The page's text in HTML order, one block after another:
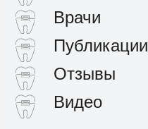
Врачи
Публикации
Отзывы
Видео